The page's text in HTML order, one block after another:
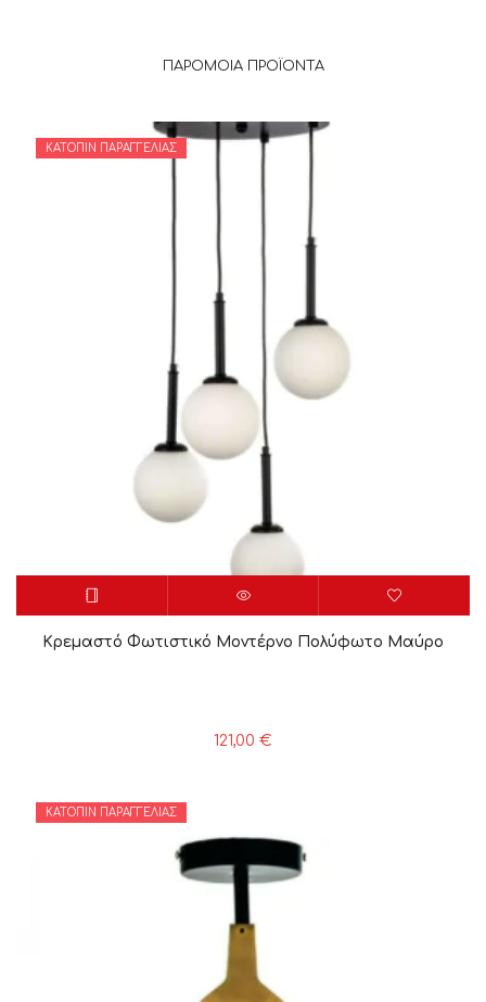
ΠΑΡΌΜΟΙΑ ΠΡΟΪΌΝΤΑ
ΚΑΤΌΠΙΝ ΠΑΡΑΓΓΕΛΊΑΣ
Κρεμαστό Φωτιστικό Μοντέρνο Πολύφωτο Μαύρο
121,00 €
ΚΑΤΌΠΙΝ ΠΑΡΑΓΓΕΛΊΑΣ